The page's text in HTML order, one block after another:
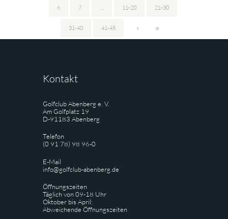
6 7 11-20 21-30
31-40 41-45
Kontakt
Golfclub Abenberg e. V.
Am Golfplatz 19
D-91183 Abenberg
Telefon
(0 91 78) 98 96-0
E-Mail
info@golfclub-abenberg.de
Öffnungszeiten
Täglich von 09-18 Uhr
Oktober bis April:
Abweichende Öffnungszeiten